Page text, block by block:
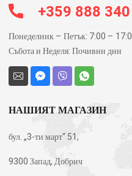
+359 888
Понеделник – Петък: 7:00 –
Събота и Неделя: Почивни дни
НАШИЯТ МАГАЗИН
бул. „3-ти март“ 51,
9300 Запад, Добрич